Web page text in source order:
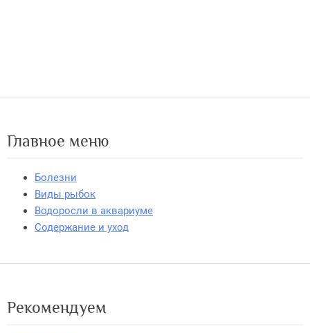
Главное меню
Болезни
Виды рыбок
Водоросли в аквариуме
Содержание и уход
Рекомендуем